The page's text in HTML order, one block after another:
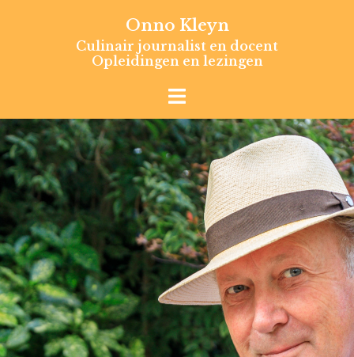
Onno Kleyn
Culinair journalist en docent
Opleidingen en lezingen